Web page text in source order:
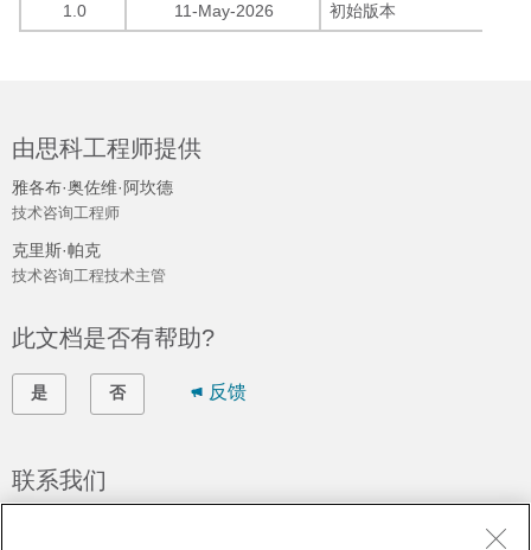
1.0 11-May-2026 初始版本
由思科工程师提供
雅各布·奥佐维·阿坎德
技术咨询工程师
克里斯·帕克
技术咨询工程技术主管
此文档是否有帮助?
是 否 反馈
联系我们